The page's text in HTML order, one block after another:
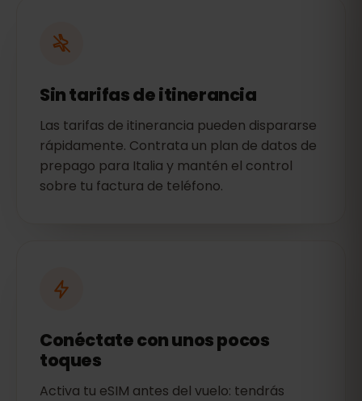
Sin tarifas de itinerancia
Las tarifas de itinerancia pueden dispararse
rápidamente. Contrata un plan de datos de
prepago para Italia y mantén el control
sobre tu factura de teléfono.
Conéctate con unos pocos
toques
Activa tu eSIM antes del vuelo: tendrás